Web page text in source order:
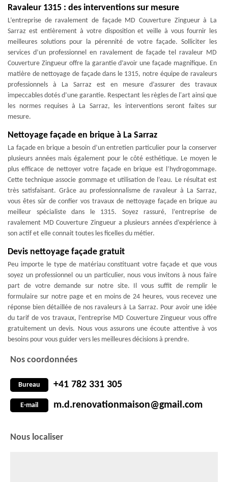
Ravaleur 1315 : des interventions sur mesure
L’entreprise de ravalement de façade MD Couverture Zingueur à La
Sarraz est entièrement à votre disposition et veille à vous fournir les
meilleures solutions pour la pérennité de votre façade. Solliciter les
services d’un professionnel en ravalement de façade tel ravaleur MD
Couverture Zingueur offre la garantie d’avoir une façade magnifique. En
matière de nettoyage de façade dans le 1315, notre équipe de ravaleurs
professionnels à La Sarraz est en mesure d’assurer des travaux
impeccables dotés d’une garantie. Respectant les règles de l'art ainsi que
les normes requises à La Sarraz, les interventions seront faites sur
mesure.
Nettoyage façade en brique à La Sarraz
La façade en brique a besoin d’un entretien particulier pour la conserver
plusieurs années mais également pour le côté esthétique. Le moyen le
plus efficace de nettoyer votre façade en brique est l’hydrogommage.
Cette technique associe gommage et utilisation de l’eau. Le résultat est
très satisfaisant. Grâce au professionnalisme de ravaleur à La Sarraz,
vous êtes sûr de confier vos travaux de nettoyage façade en brique au
meilleur spécialiste dans le 1315. Soyez rassuré, l’entreprise de
ravalement MD Couverture Zingueur a plusieurs années d’expérience à
son actif et elle connait toutes les ficelles du métier.
Devis nettoyage façade gratuit
Peu importe le type de matériau constituant votre façade et que vous
soyez un professionnel ou un particulier, nous vous invitons à nous faire
part de votre demande sur notre site. Il vous suffit de remplir le
formulaire sur notre page et en moins de 24 heures, vous recevez une
réponse bien détaillée de nos ravaleurs à La Sarraz. Pour avoir une idée
du tarif de vos travaux, l’entreprise MD Couverture Zingueur vous offre
gratuitement un devis. Nous vous assurons une écoute attentive à vos
besoins pour vous guider vers les meilleures décisions à prendre.
Nos coordonnées
Bureau +41 782 331 305
E-mail m.d.renovationmaison@gmail.com
Nous localiser